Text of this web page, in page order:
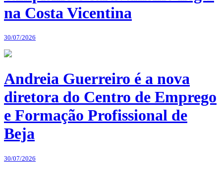
na Costa Vicentina
30/07/2026
Andreia Guerreiro é a nova
diretora do Centro de Emprego
e Formação Profissional de
Beja
30/07/2026